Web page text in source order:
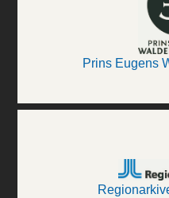
Prins Eugens